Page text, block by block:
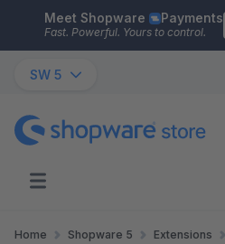
Skip to main content
Meet Shopware Payments
Fast. Powerful. Yours to control.
SW 5
Home Shopware 5 Extensions